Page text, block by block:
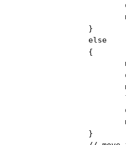
			motor_stop();
			move_back();
			motor_stop();
			motor_stop();